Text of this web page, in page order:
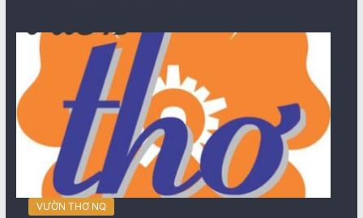
VƯỜN THƠ NQ